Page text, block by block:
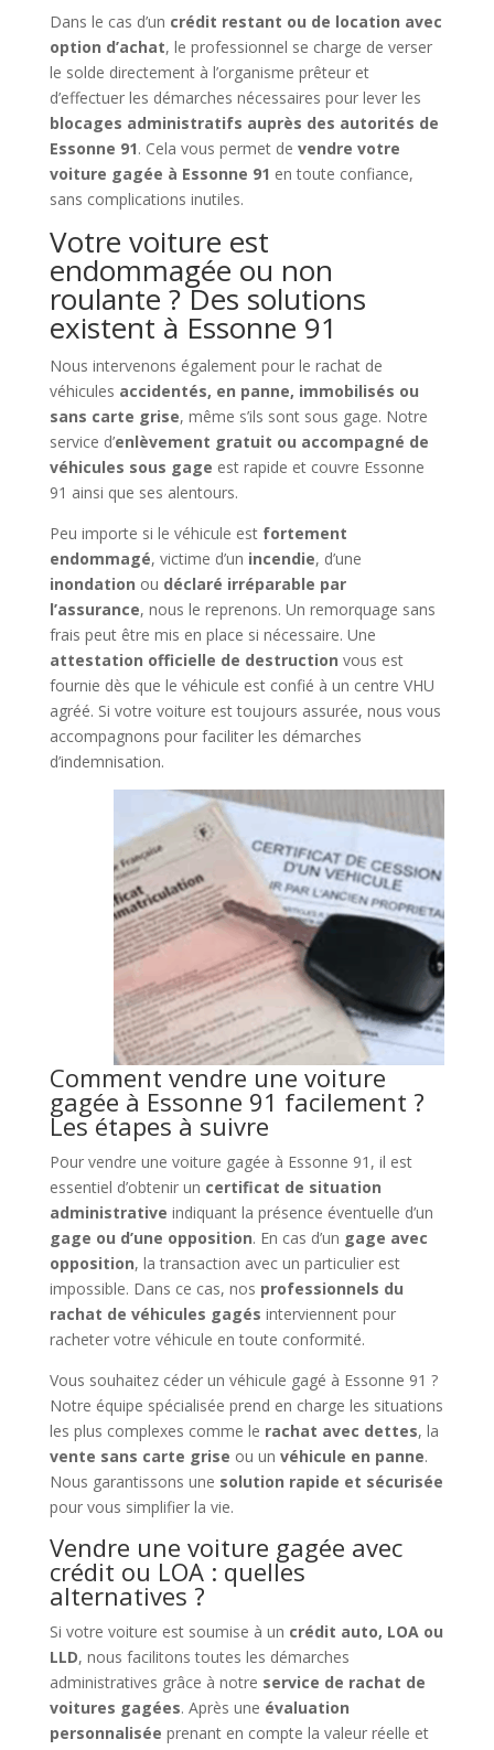
Dans le cas d’un crédit restant ou de location avec
option d’achat, le professionnel se charge de verser
le solde directement à l’organisme prêteur et
d’effectuer les démarches nécessaires pour lever les
blocages administratifs auprès des autorités de
Essonne 91. Cela vous permet de vendre votre
voiture gagée à Essonne 91 en toute confiance,
sans complications inutiles.
Votre voiture est
endommagée ou non
roulante ? Des solutions
existent à Essonne 91
Nous intervenons également pour le rachat de
véhicules accidentés, en panne, immobilisés ou
sans carte grise, même s’ils sont sous gage. Notre
service d’enlèvement gratuit ou accompagné de
véhicules sous gage est rapide et couvre Essonne
91 ainsi que ses alentours.
Peu importe si le véhicule est fortement
endommagé, victime d’un incendie, d’une
inondation ou déclaré irréparable par
l’assurance, nous le reprenons. Un remorquage sans
frais peut être mis en place si nécessaire. Une
attestation officielle de destruction vous est
fournie dès que le véhicule est confié à un centre VHU
agréé. Si votre voiture est toujours assurée, nous vous
accompagnons pour faciliter les démarches
d’indemnisation.
Comment vendre une voiture
gagée à Essonne 91 facilement ?
Les étapes à suivre
Pour vendre une voiture gagée à Essonne 91, il est
essentiel d’obtenir un certificat de situation
administrative indiquant la présence éventuelle d’un
gage ou d’une opposition. En cas d’un gage avec
opposition, la transaction avec un particulier est
impossible. Dans ce cas, nos professionnels du
rachat de véhicules gagés interviennent pour
racheter votre véhicule en toute conformité.
Vous souhaitez céder un véhicule gagé à Essonne 91 ?
Notre équipe spécialisée prend en charge les situations
les plus complexes comme le rachat avec dettes, la
vente sans carte grise ou un véhicule en panne.
Nous garantissons une solution rapide et sécurisée
pour vous simplifier la vie.
Vendre une voiture gagée avec
crédit ou LOA : quelles
alternatives ?
Si votre voiture est soumise à un crédit auto, LOA ou
LLD, nous facilitons toutes les démarches
administratives grâce à notre service de rachat de
voitures gagées. Après une évaluation
personnalisée prenant en compte la valeur réelle et